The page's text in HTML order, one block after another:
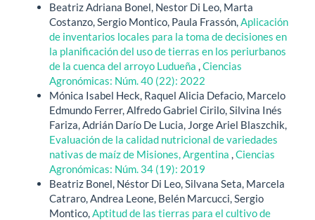
Beatriz Adriana Bonel, Nestor Di Leo, Marta
Costanzo, Sergio Montico, Paula Frassón,Aplicación
de inventarios locales para la toma de decisiones en
la planificación del uso de tierras en los periurbanos
de la cuenca del arroyo Ludueña ,Ciencias
Agronómicas: Núm. 40 (22): 2022
Mónica Isabel Heck, Raquel Alicia Defacio, Marcelo
Edmundo Ferrer, Alfredo Gabriel Cirilo, Silvina Inés
Fariza, Adrián Darío De Lucia, Jorge Ariel Blaszchik,
Evaluación de la calidad nutricional de variedades
nativas de maíz de Misiones, Argentina ,Ciencias
Agronómicas: Núm. 34 (19): 2019
Beatriz Bonel, Néstor Di Leo, Silvana Seta, Marcela
Catraro, Andrea Leone, Belén Marcucci, Sergio
Montico,Aptitud de las tierras para el cultivo de